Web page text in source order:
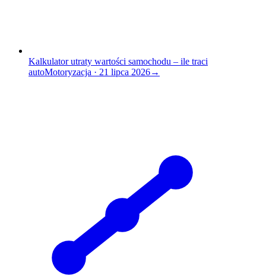
Kalkulator utraty wartości samochodu – ile traci
autoMotoryzacja · 21 lipca 2026→